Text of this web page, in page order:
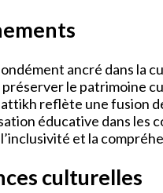
ancré dans la
préserver le patrimoine
reflète une fusion
éducative dans
et la
culturelles